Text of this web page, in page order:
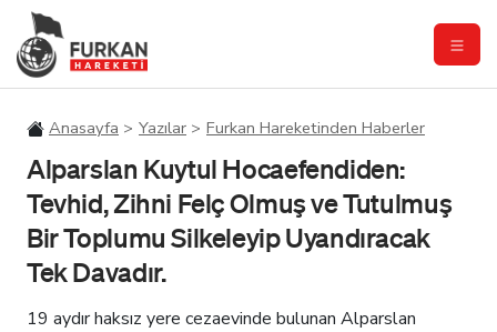
Anasayfa Yazılar Furkan Hareketinden Haberler
Alparslan Kuytul Hocaefendiden:
Tevhid, Zihni Felç Olmuş ve Tutulmuş
Bir Toplumu Silkeleyip Uyandıracak
Tek Davadır.
19 aydır haksız yere cezaevinde bulunan Alparslan